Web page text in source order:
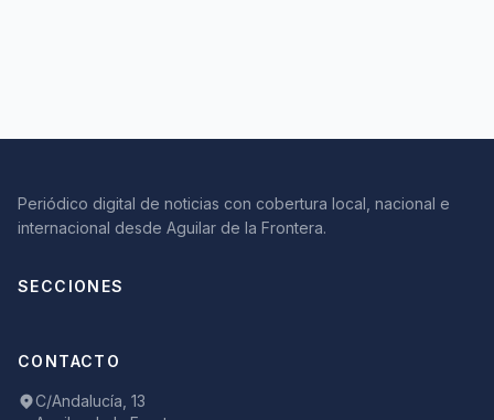
Periódico digital de noticias con cobertura local, nacional e
internacional desde Aguilar de la Frontera.
SECCIONES
CONTACTO
C/Andalucía, 13